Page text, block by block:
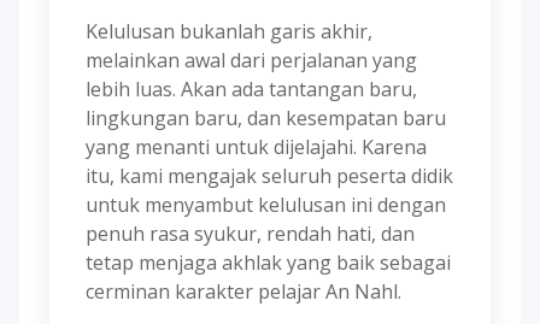
Kelulusan bukanlah garis akhir,
melainkan awal dari perjalanan yang
lebih luas. Akan ada tantangan baru,
lingkungan baru, dan kesempatan baru
yang menanti untuk dijelajahi. Karena
itu, kami mengajak seluruh peserta didik
untuk menyambut kelulusan ini dengan
penuh rasa syukur, rendah hati, dan
tetap menjaga akhlak yang baik sebagai
cerminan karakter pelajar An Nahl.